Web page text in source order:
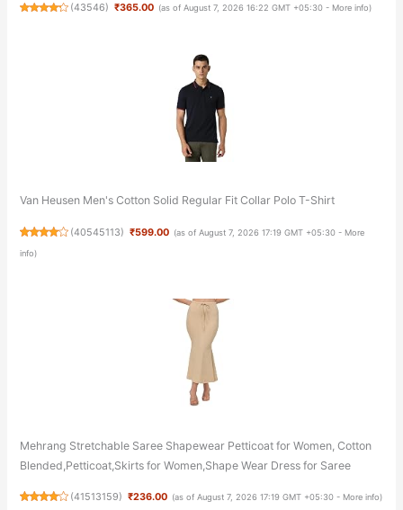
(43546) ₹365.00 (as of August 7, 2026 16:22 GMT +05:30 - More info)
Van Heusen Men's Cotton Solid Regular Fit Collar Polo T-Shirt
(40545113) ₹599.00 (as of August 7, 2026 17:19 GMT +05:30 - More
info)
Mehrang Stretchable Saree Shapewear Petticoat for Women, Cotton
Blended,Petticoat,Skirts for Women,Shape Wear Dress for Saree
(41513159) ₹236.00 (as of August 7, 2026 17:19 GMT +05:30 - More info)